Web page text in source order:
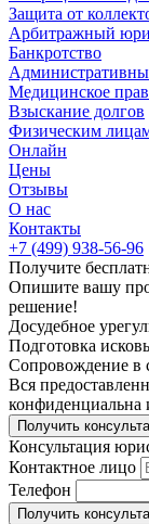
Защита от
Арбитражный
Банкротство
Медицинское
Взыскание долгов
Физическим
Онлайн
Цены
Отзывы
О нас
Контакты
+7 (499) 938-56-96
Получите
Опишите вашу
решение!
Досудебное
Подготовка
Сопровождение в
Вся
конфиденциальна
Получить
Консультация
Контактное лицо
Телефон
Получить